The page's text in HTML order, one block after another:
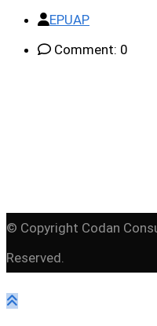
EPUAP
Comment: 0
© Copyright Codan
Reserved.